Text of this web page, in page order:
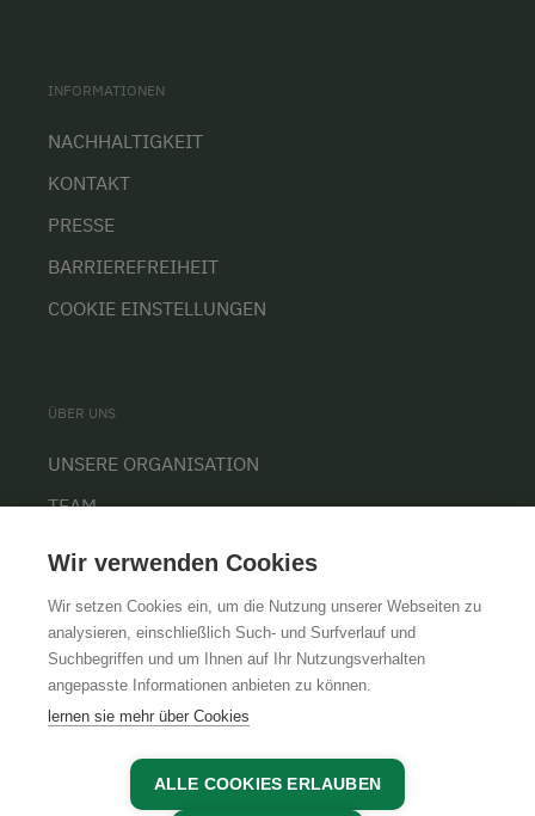
INFORMATIONEN
NACHHALTIGKEIT
KONTAKT
PRESSE
BARRIEREFREIHEIT
COOKIE EINSTELLUNGEN
ÜBER UNS
UNSERE ORGANISATION
TEAM
KARRIERE
AGBIMPRESSUMDATENSCHUTZ
Wir verwenden Cookies
Wir setzen Cookies ein, um die Nutzung unserer Webseiten zu
analysieren, einschließlich Such- und Surfverlauf und
Suchbegriffen und um Ihnen auf Ihr Nutzungsverhalten
angepasste Informationen anbieten zu können.
lernen sie mehr über Cookies
ALLE COOKIES ERLAUBEN